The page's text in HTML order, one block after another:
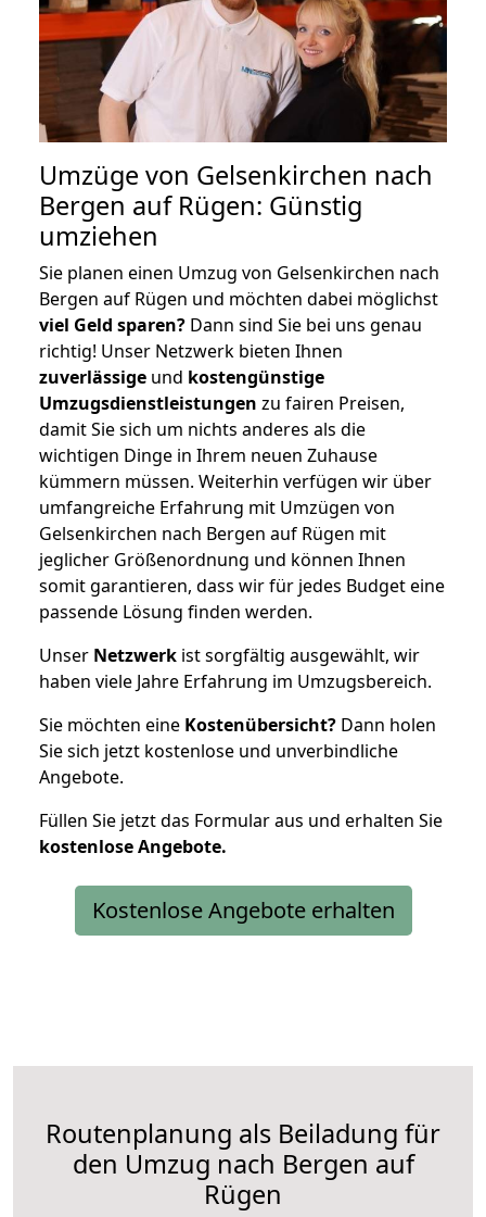
Umzüge von Gelsenkirchen nach
Bergen auf Rügen: Günstig
umziehen
Sie planen einen Umzug von Gelsenkirchen nach
Bergen auf Rügen und möchten dabei möglichst
viel Geld sparen? Dann sind Sie bei uns genau
richtig! Unser Netzwerk bieten Ihnen
zuverlässige und kostengünstige
Umzugsdienstleistungen zu fairen Preisen,
damit Sie sich um nichts anderes als die
wichtigen Dinge in Ihrem neuen Zuhause
kümmern müssen. Weiterhin verfügen wir über
umfangreiche Erfahrung mit Umzügen von
Gelsenkirchen nach Bergen auf Rügen mit
jeglicher Größenordnung und können Ihnen
somit garantieren, dass wir für jedes Budget eine
passende Lösung finden werden.
Unser Netzwerk ist sorgfältig ausgewählt, wir
haben viele Jahre Erfahrung im Umzugsbereich.
Sie möchten eine Kostenübersicht? Dann holen
Sie sich jetzt kostenlose und unverbindliche
Angebote.
Füllen Sie jetzt das Formular aus und erhalten Sie
kostenloseAngebote.
Kostenlose Angebote erhalten
Routenplanung als Beiladung für
den Umzug nach Bergen auf
Rügen